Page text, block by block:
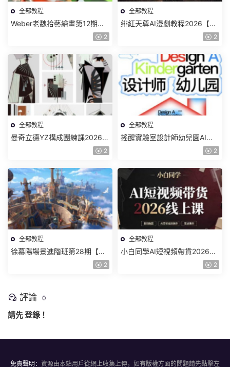
全部教程
Weber老魏拾藝繪畫第12期角
色特訓班【畫質不錯隻有視
2
全部教程
绯紅天尊AI漫劇教程2026【畫
2
全部教程
曼奇立德YZ構成團練課2026年
8月已結課【畫質高清有課件】
2
全部教程
搖醒實驗室設計師幼兒園AI軟
件基礎課2025【畫質不錯有素
2
全部教程
徐慕陽場景進階班第28期【畫
2
全部教程
小白同學AI短視頻帶貨2026線
2
評論 0
請先登錄 ！
免責聲明： 資源由本站用戶從網上收集上傳，如有版權方面的問題請先點擊左